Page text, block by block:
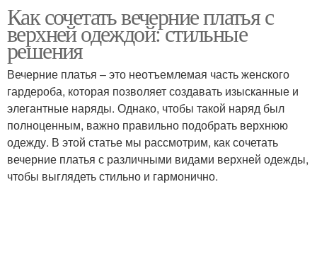
Платья с пиджаками Вечерний платье
Куртка с вечерним
платьем
Платье с меховым
пальто
Платья с кардиганами Черно-белое платье
Как сочетать вечерние платья с
верхней одеждой: стильные
решения
Вечерние платья – это неотъемлемая часть женского
гардероба, которая позволяет создавать изысканные и
элегантные наряды. Однако, чтобы такой наряд был
полноценным, важно правильно подобрать верхнюю
одежду. В этой статье мы рассмотрим, как сочетать
вечерние платья с различными видами верхней одежды,
чтобы выглядеть стильно и гармонично.